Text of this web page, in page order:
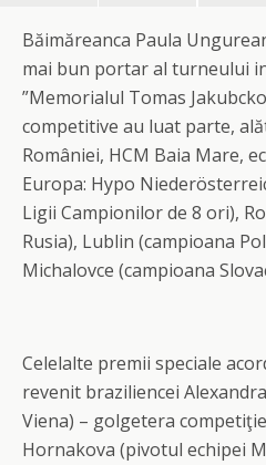
Băimăreanca Paula
mai bun portar al turneului
”Memorialul Tomas
competitive au luat parte,
României, HCM Baia Mare,
Europa: Hypo
Ligii Campionilor de 8 ori),
Rusia), Lublin (campioana
Michalovce (campioana
Celelalte premii speciale
revenit braziliencei
Viena) – golgetera
Hornakova (pivotul echipei